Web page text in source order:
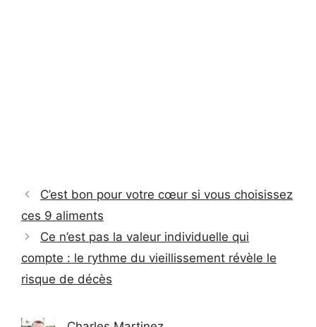
C’est bon pour votre cœur si vous choisissez
ces 9 aliments
Ce n’est pas la valeur individuelle qui
compte : le rythme du vieillissement révèle le
risque de décès